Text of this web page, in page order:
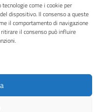
come i cookie per
dispositivo. Il consenso a queste
il comportamento di navigazione
il consenso può influire
onlinePrivacy Policy